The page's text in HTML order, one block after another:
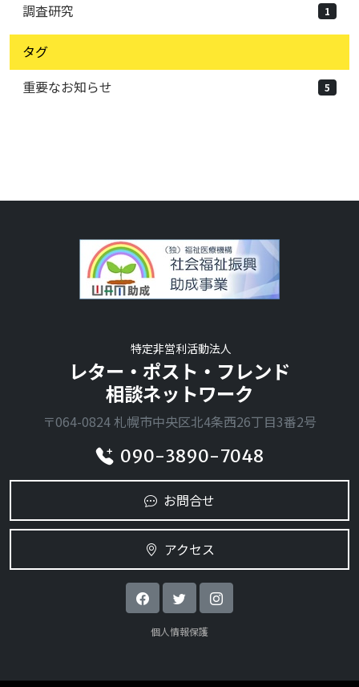
調査研究 1
タグ
重要なお知らせ
5
特定非営利活動法人
レター・ポスト・フレンド
相談ネットワーク
〒064-0824 札幌市中央区北4条西26丁目3番2号
090-3890-7048
お問合せ
アクセス
個人情報保護